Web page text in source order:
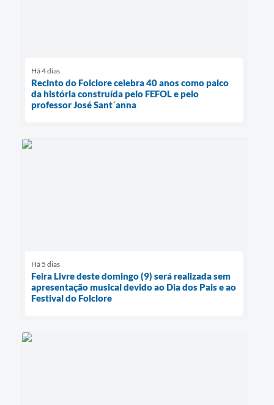
Há 4 dias
Recinto do Folclore celebra 40 anos como palco
da história construída pelo FEFOL e pelo
professor José Sant´anna
Há 5 dias
Feira Livre deste domingo (9) será realizada sem
apresentação musical devido ao Dia dos Pais e ao
Festival do Folclore